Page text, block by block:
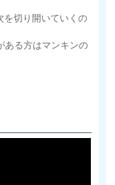
を切り開いていくの
ある方はマンキンの